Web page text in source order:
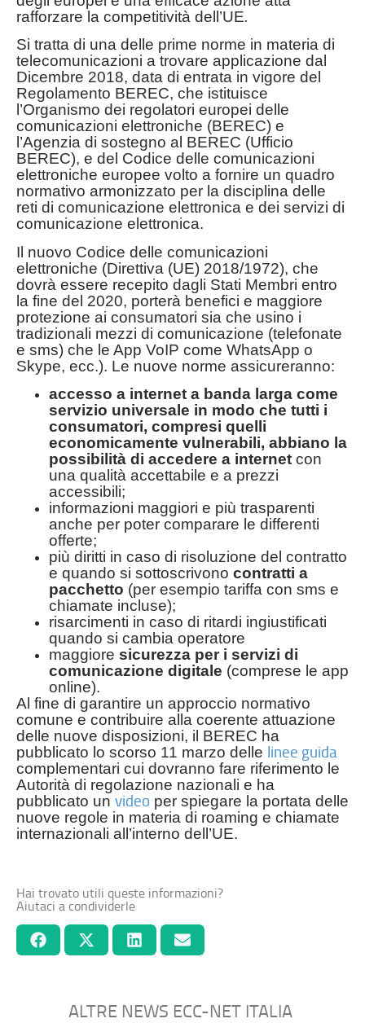
rafforzare la competitività dell’UE.
Si tratta di una delle prime norme in materia di
telecomunicazioni a trovare applicazione dal
Dicembre 2018, data di entrata in vigore del
Regolamento BEREC, che istituisce
l’Organismo dei regolatori europei delle
comunicazioni elettroniche (BEREC) e
l’Agenzia di sostegno al BEREC (Ufficio
BEREC), e del Codice delle comunicazioni
elettroniche europee volto a fornire un quadro
normativo armonizzato per la disciplina delle
reti di comunicazione elettronica e dei servizi di
comunicazione elettronica.
Il nuovo Codice delle comunicazioni
elettroniche (Direttiva (UE) 2018/1972), che
dovrà essere recepito dagli Stati Membri entro
la fine del 2020, porterà benefici e maggiore
protezione ai consumatori sia che usino i
tradizionali mezzi di comunicazione (telefonate
e sms) che le App VoIP come WhatsApp o
Skype, ecc.). Le nuove norme assicureranno:
accesso a internet a banda larga come
servizio universale in modo che tutti i
consumatori, compresi quelli
economicamente vulnerabili, abbiano la
possibilità di accedere a internet con
una qualità accettabile e a prezzi
accessibili;
informazioni maggiori e più trasparenti
anche per poter comparare le differenti
offerte;
più diritti in caso di risoluzione del contratto
e quando si sottoscrivono contratti a
pacchetto (per esempio tariffa con sms e
chiamate incluse);
risarcimenti in caso di ritardi ingiustificati
quando si cambia operatore
maggiore sicurezza per i servizi di
comunicazione digitale (comprese le app
online).
Al fine di garantire un approccio normativo
comune e contribuire alla coerente attuazione
delle nuove disposizioni, il BEREC ha
pubblicato lo scorso 11 marzo delle linee guida
complementari cui dovranno fare riferimento le
Autorità di regolazione nazionali e ha
pubblicato un video per spiegare la portata delle
nuove regole in materia di roaming e chiamate
internazionali all’interno dell’UE.
Hai trovato utili queste informazioni?
Aiutaci a condividerle
ALTRE NEWS ECC-NET ITALIA